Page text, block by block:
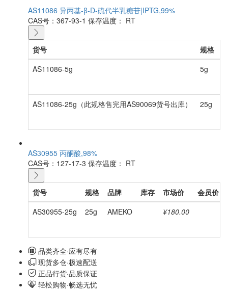
AS11086 异丙基-β-D-硫代半乳糖苷|IPTG,99%
CAS号：367-93-1 保存温度： RT
货号 规格
AS11086-5g
5g
AS11086-25g（此规格售完用AS90069货号出库） 25g
AS30955 丙酮酸,98%
CAS号：127-17-3 保存温度： RT
货号 规格 品牌 库存 市场价 会员价
AS30955-25g
25g AMEKO ¥180.00
品类齐全·应有尽有
现货多仓·极速配送
正品行货·品质保证
轻松购物·畅选无忧